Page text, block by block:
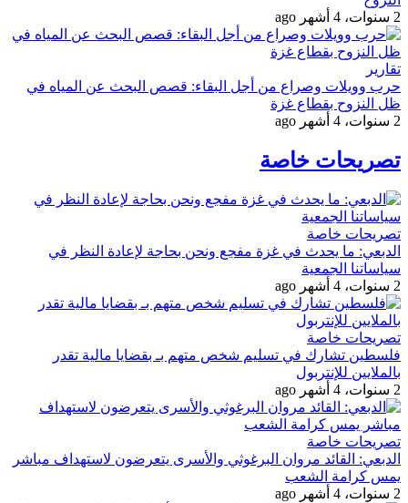
2 سنوات، 4 أشهر ago
تقارير
حرب وويلات وصراع من أجل البقاء: قصص البحث عن المياه في
ظل النزوح بقطاع غزة
2 سنوات، 4 أشهر ago
تصريحات خاصة
تصريحات خاصة
الدبعي: ما يحدث في غزة مفجع ونحن بحاجة لإعادة النظر في
سياساتنا الجمعية
2 سنوات، 4 أشهر ago
تصريحات خاصة
فلسطين تشارك في تسليم شخص متهم بـ بقضايا مالية تقدر
بالملايين للإنتربول
2 سنوات، 4 أشهر ago
تصريحات خاصة
الدبعي: القائد مروان البرغوثي والأسرى يتعرضون لاستهداف مباشر
يمس كرامة الشعب
2 سنوات، 4 أشهر ago